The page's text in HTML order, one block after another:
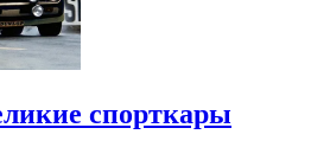
спорткары